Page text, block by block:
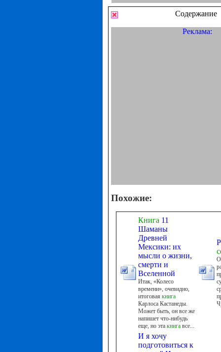
Содержание
Реклама:
Похожие:
Книга 11
Шаманы
Древней
Мексики: их
мысли о жизни,
смерти и
Вселенной
Итак, «Колесо
времени», очевидно,
итоговая книга
Карлоса Кастанеды.
Может быть, он все же
напишет что-нибудь
еще, но эта книга все...
О
И я хочу
подготовиться к